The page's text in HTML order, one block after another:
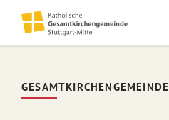
GESAMTKIRCHENGEMEINDE